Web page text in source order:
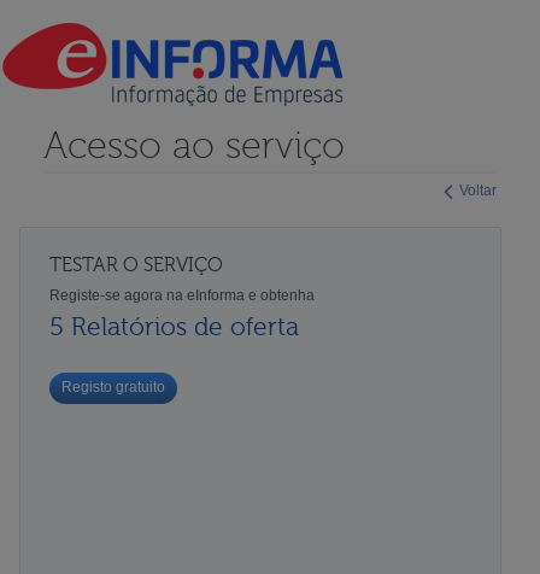
Voltar
Acesso ao serviço
TESTAR O SERVIÇO
Registe-se agora na eInforma e obtenha
5 Relatórios de oferta
Registo gratuito